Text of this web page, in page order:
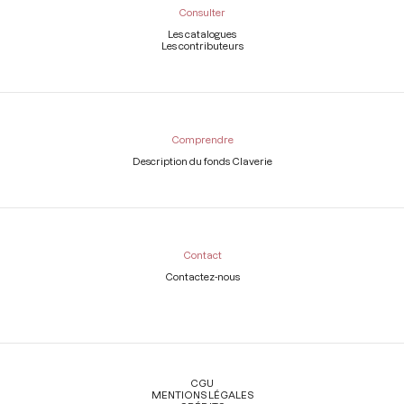
Consulter
Les catalogues
Les contributeurs
Comprendre
Description du fonds Claverie
Contact
Contactez-nous
Légal
CGU
MENTIONS LÉGALES